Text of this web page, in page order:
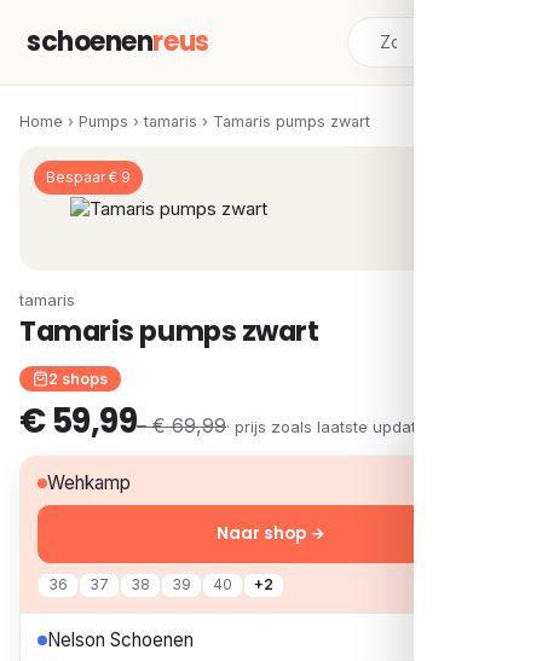
schoenenreus
Home › Pumps ›tamaris › Tamaris pumps zwart
Bespaar € 9
tamaris
Tamaris pumps zwart
2 shops
€ 59,99– € 69,99· prijs zoals laatste update
Wehkamp
36 37 38 39 40 +2
Naar shop →
Nelson Schoenen